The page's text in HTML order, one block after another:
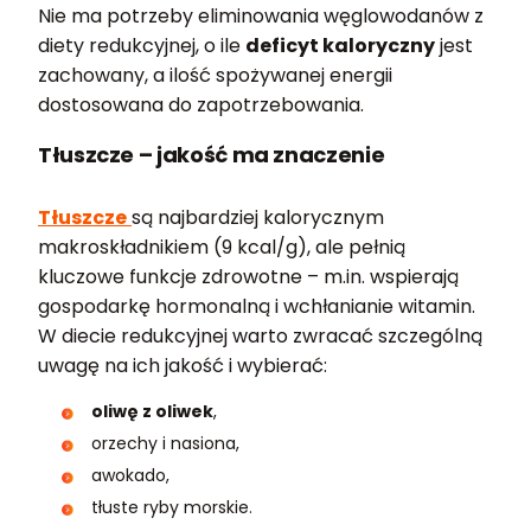
Nie ma potrzeby eliminowania węglowodanów z
diety redukcyjnej, o ile deficyt kalorycznyjest
zachowany, a ilość spożywanej energii
dostosowana do zapotrzebowania.
Tłuszcze – jakość ma znaczenie
Tłuszczesą najbardziej kalorycznym
makroskładnikiem (9 kcal/g), ale pełnią
kluczowe funkcje zdrowotne – m.in. wspierają
gospodarkę hormonalną i wchłanianie witamin.
W diecie redukcyjnej warto zwracać szczególną
uwagę na ich jakość i wybierać:
oliwę z oliwek,
orzechy i nasiona,
awokado,
tłuste ryby morskie.